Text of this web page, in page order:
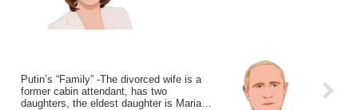
Putin’s “Family” -The divorced wife is a
former cabin attendant, has two
daughters, the eldest daughter is Maria,